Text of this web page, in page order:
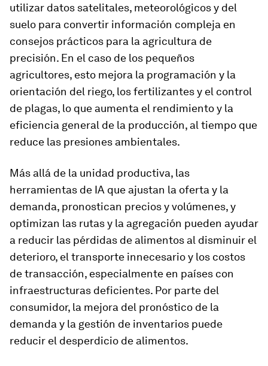
utilizar datos satelitales, meteorológicos y del
suelo para convertir información compleja en
consejos prácticos para la agricultura de
precisión. En el caso de los pequeños
agricultores, esto mejora la programación y la
orientación del riego, los fertilizantes y el control
de plagas, lo que aumenta el rendimiento y la
eficiencia general de la producción, al tiempo que
reduce las presiones ambientales.
Más allá de la unidad productiva, las
herramientas de IA que ajustan la oferta y la
demanda, pronostican precios y volúmenes, y
optimizan las rutas y la agregación pueden ayudar
a reducir las pérdidas de alimentos al disminuir el
deterioro, el transporte innecesario y los costos
de transacción, especialmente en países con
infraestructuras deficientes. Por parte del
consumidor, la mejora del pronóstico de la
demanda y la gestión de inventarios puede
reducir el desperdicio de alimentos.